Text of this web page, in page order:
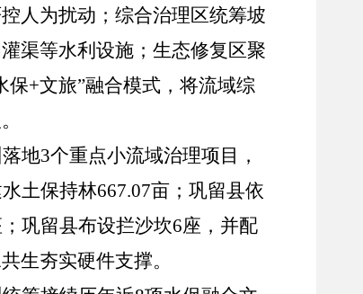
人为扰动；综合治理区统筹坡
渠等水利设施；生态修复区聚
保+文旅”融合模式，将流域综
地3个重点小流域治理项目，
土保持林667.07亩；巩留县依
巩留县布设拦沙坎6座，并配
生夯实硬件支撑。